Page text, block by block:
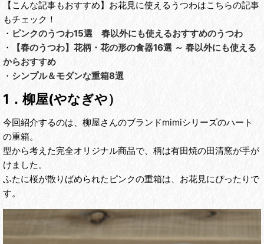
【こんな記事もおすすめ】お花見に使えるうつわはこちらの記事
もチェック！
・ ピンクのうつわ15選 春以外にも使えるおすすめのうつわ
・
【春のうつわ】花柄・花の形の食器16選 ～ 春以外にも使える
からおすすめ
・ シンプル＆モダンな重箱8選
1．柳屋(やなぎや）
今回紹介するのは、柳屋さんのブランドmimiシリーズのハート
の重箱。
型から考えた完全オリジナル商品で、柄は有田焼の田清窯が手が
けました。
ふたに桜が散りばめられたピンクの重箱は、お花見にぴったりで
す。